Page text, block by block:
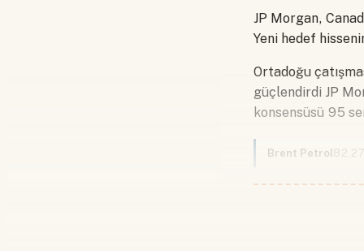
JP Morgan,
Yeni hedef
Ortadoğu
güçlendirdi JP
konsensüsü 95
Brent Petrol 82,27